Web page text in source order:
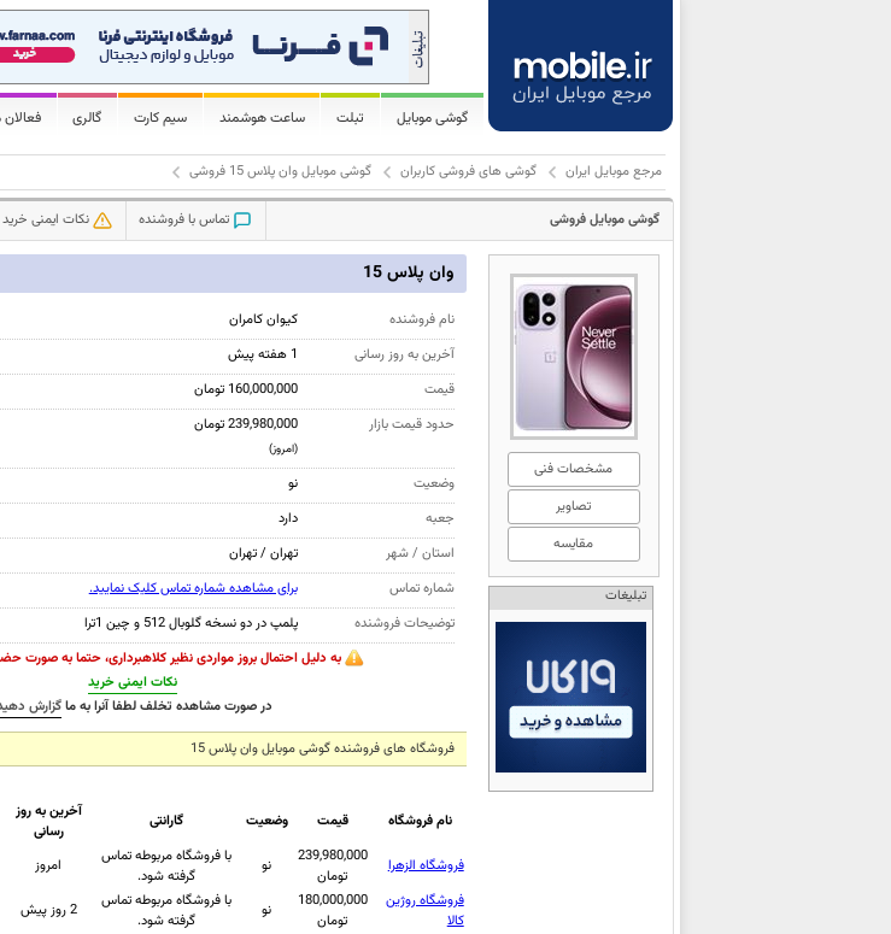
گوشی موبایل تبلت ساعت هوشمند سیم کارت گالری فعالان
مرجع موبایل ایران گوشی های فروشی کاربران گوشی موبایل وان پلاس 15 فروشی
گوشی موبایل فروشی تماس با فروشنده نکات ایمنی خرید
مشخصات فنی
تصاویر
مقایسه
تبلیغات
وان پلاس 15
نام فروشنده
کیوان کامران
آخرین به روز رسانی
1 هفته پیش
قیمت
160,000,000 تومان
حدود قیمت بازار
239,980,000 تومان
(امروز)
وضعیت
نو
جعبه
دارد
استان / شهر
تهران / تهران
شماره تماس
برای مشاهده شماره تماس کلیک نمایید.
توضیحات فروشنده
پلمپ در دو نسخه گلوبال 512 و چین 1ترا
به دلیل احتمال بروز مواردی نظیر کلاهبرداری، حتما به صورت
نکات ایمنی خرید
در صورت مشاهده تخلف لطفا آنرا به ماگزارش
فروشگاه های فروشنده گوشی موبایل وان پلاس 15
نام فروشگاه
قیمت وضعیت گارانتی
آخرین به روز
رسانی
فروشگاه الزهرا
239,980,000
تومان
نو
با فروشگاه مربوطه تماس
گرفته شود.
امروز
فروشگاه روژین
کالا
180,000,000
تومان
نو
با فروشگاه مربوطه تماس
گرفته شود.
2 روز پیش